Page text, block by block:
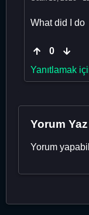
What did I do
0
Yanıtlamak
Yorum Yaz
Yorum